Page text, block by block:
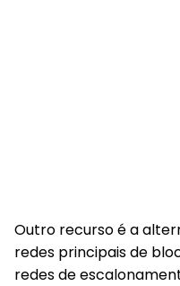
Outro recurso é a
redes principais de
redes de